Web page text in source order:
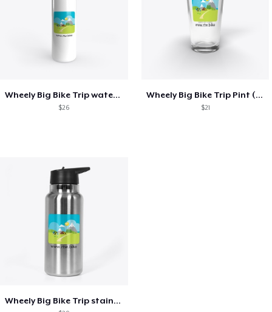
Wheely Big Bike Trip water bottle
$26
Wheely Big Bike Trip Pint (US) glass
$21
Wheely Big Bike Trip stainless bottle